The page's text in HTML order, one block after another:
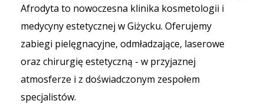
Afrodyta to nowoczesna klinika kosmetologii i
medycyny estetycznej w Giżycku. Oferujemy
zabiegi pielęgnacyjne, odmładzające, laserowe
oraz chirurgię estetyczną - w przyjaznej
atmosferze i z doświadczonym zespołem
specjalistów.